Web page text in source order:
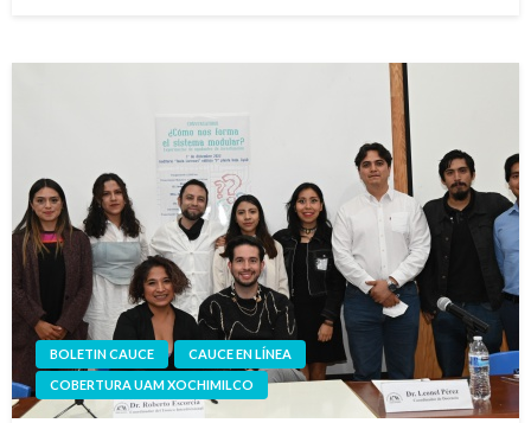
BOLETIN CAUCE
CAUCE EN LÍNEA
COBERTURA UAM XOCHIMILCO